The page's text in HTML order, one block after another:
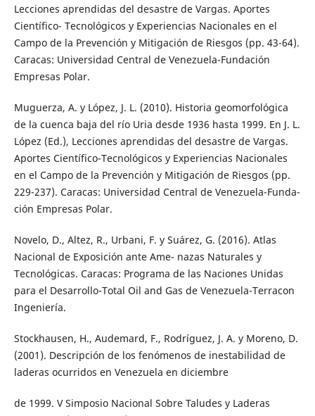
Lecciones aprendidas del desastre de Vargas. Aportes
Científico- Tecnológicos y Experiencias Nacionales en el
Campo de la Prevención y Mitigación de Riesgos (pp. 43-64).
Caracas: Universidad Central de Venezuela-Fundación
Empresas Polar.
Muguerza, A. y López, J. L. (2010). Historia geomorfológica
de la cuenca baja del río Uria desde 1936 hasta 1999. En J. L.
López (Ed.), Lecciones aprendidas del desastre de Vargas.
Aportes Científico-Tecnológicos y Experiencias Nacionales
en el Campo de la Prevención y Mitigación de Riesgos (pp.
229-237). Caracas: Universidad Central de Venezuela-Funda-
ción Empresas Polar.
Novelo, D., Altez, R., Urbani, F. y Suárez, G. (2016). Atlas
Nacional de Exposición ante Ame- nazas Naturales y
Tecnológicas. Caracas: Programa de las Naciones Unidas
para el Desarrollo-Total Oil and Gas de Venezuela-Terracon
Ingeniería.
Stockhausen, H., Audemard, F., Rodríguez, J. A. y Moreno, D.
(2001). Descripción de los fenómenos de inestabilidad de
laderas ocurridos en Venezuela en diciembre
de 1999. V Simposio Nacional Sobre Taludes y Laderas